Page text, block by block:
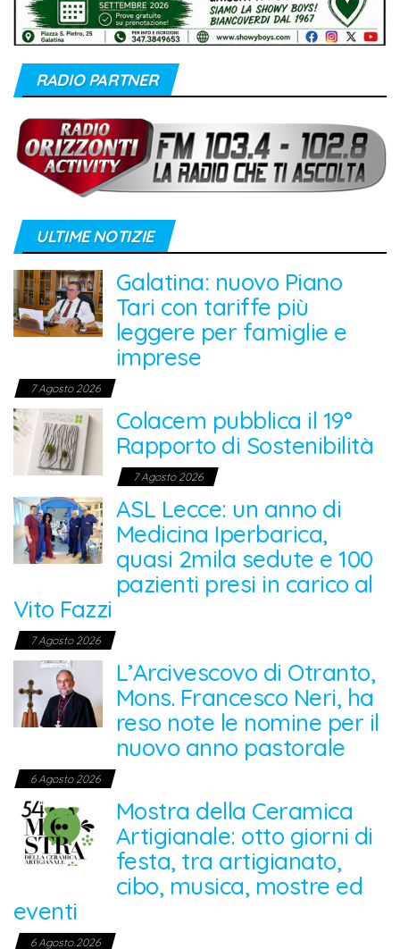
RADIO PARTNER
ULTIME NOTIZIE
Galatina: nuovo Piano
Tari con tariffe più
leggere per famiglie e
imprese
7 Agosto 2026
Colacem pubblica il 19°
Rapporto di Sostenibilità
7 Agosto 2026
ASL Lecce: un anno di
Medicina Iperbarica,
quasi 2mila sedute e 100
pazienti presi in carico al
Vito Fazzi
7 Agosto 2026
L’Arcivescovo di Otranto,
Mons. Francesco Neri, ha
reso note le nomine per il
nuovo anno pastorale
6 Agosto 2026
Mostra della Ceramica
Artigianale: otto giorni di
festa, tra artigianato,
cibo, musica, mostre ed
eventi
6 Agosto 2026